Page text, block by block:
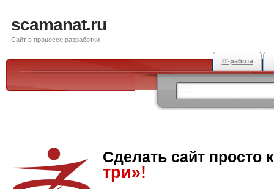
scamanat.ru
Сайт в процессе разработки
IT-работа
Сделать сайт просто
три»!